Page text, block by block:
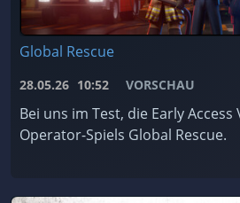
Global Rescue
28.05.26 10:52 VORSCHAU
Bei uns im Test, die Early Access
Operator-Spiels Global Rescue.